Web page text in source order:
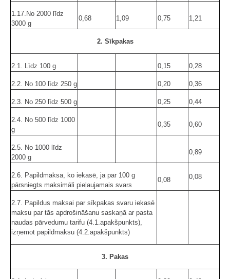
1.17.No 2000 līdz
3000 g
0,68 1,09 0,75 1,21
2. Sīkpakas
2.1. Līdz 100 g 0,15 0,28
2.2. No 100 līdz 250 g 0,20 0,36
2.3. No 250 līdz 500 g 0,25 0,44
2.4. No 500 līdz 1000
g
0,35 0,60
2.5. No 1000 līdz
2000 g
0,89
2.6. Papildmaksa, ko iekasē, ja par 100 g
pārsniegts maksimāli pieļaujamais svars
0,08 0,08
2.7. Papildus maksai par sīkpakas svaru iekasē
maksu par tās apdrošināšanu saskaņā ar pasta
naudas pārvedumu tarifu (4.1.apakšpunkts),
izņemot papildmaksu (4.2.apakšpunkts)
3. Pakas